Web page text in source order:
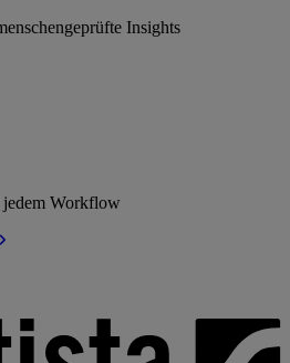
Insights
jedem Workflow